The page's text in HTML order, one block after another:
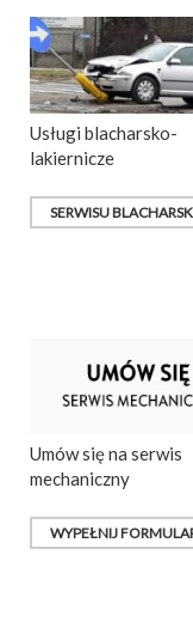
Usługi blacharsko-
lakiernicze
SERWISU
Umów się na serwis
mechaniczny
WYPEŁNIJ